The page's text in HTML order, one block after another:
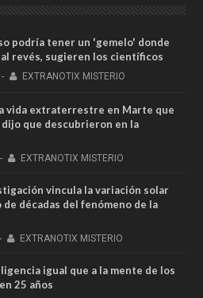
podría tener un 'gemelo' donde
revés, sugieren los científicos
- EXTRANOTIX MISTERIO
vida extraterrestre en Marte que
dijo que descubrieron en la
- EXTRANOTIX MISTERIO
vincula la variación solar
de décadas del fenómeno de la
- EXTRANOTIX MISTERIO
igual que a la mente de los
25 años